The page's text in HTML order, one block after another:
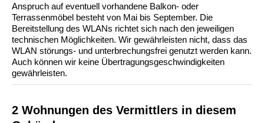
Anspruch auf eventuell vorhandene Balkon- oder
Terrassenmöbel besteht von Mai bis September. Die
Bereitstellung des WLANs richtet sich nach den jeweiligen
technischen Möglichkeiten. Wir gewährleisten nicht, dass das
WLAN störungs- und unterbrechungsfrei genutzt werden kann.
Auch können wir keine Übertragungsgeschwindigkeiten
gewährleisten.
2 Wohnungen des Vermittlers in diesem